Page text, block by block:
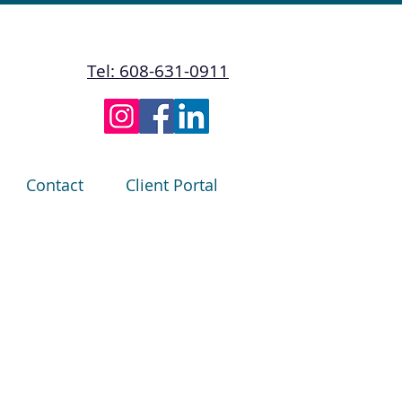
Tel: 608-631-0911
Contact Client Portal